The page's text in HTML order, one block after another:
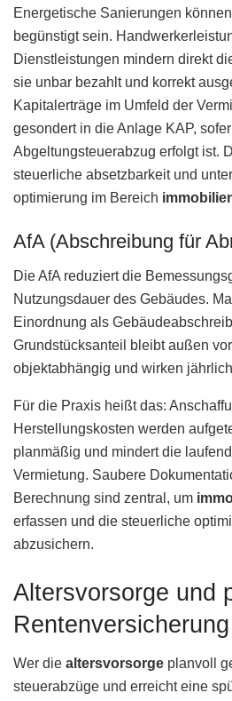
Energetische Sanierungen
begünstigt sein.
Dienstleistungen mindern direkt
sie unbar bezahlt und korrekt
Kapitalerträge im Umfeld der
gesondert in die Anlage KAP,
Abgeltungsteuerabzug erfolgt ist.
steuerliche absetzbarkeit und
optimierung im Bereich
AfA (Abschreibung für
Die AfA reduziert die
Nutzungsdauer des Gebäudes.
Einordnung als
Grundstücksanteil bleibt außen
objektabhängig und wirken
Für die Praxis heißt das:
Herstellungskosten werden
planmäßig und mindert die
Vermietung. Saubere
Berechnung sind zentral, um
erfassen und die steuerliche
abzusichern.
Altersvorsorge und
Rentenversicherung
Wer die altersvorsorge planvoll
steuerabzüge und erreicht eine